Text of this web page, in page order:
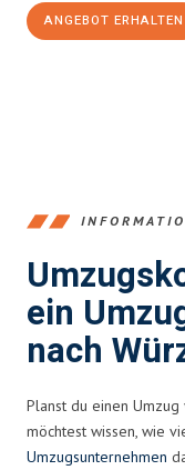
ANGEBOT ERHALTEN
ein
nach
Planst du einen
möchtest wissen, wie
Umzugsunternehmen